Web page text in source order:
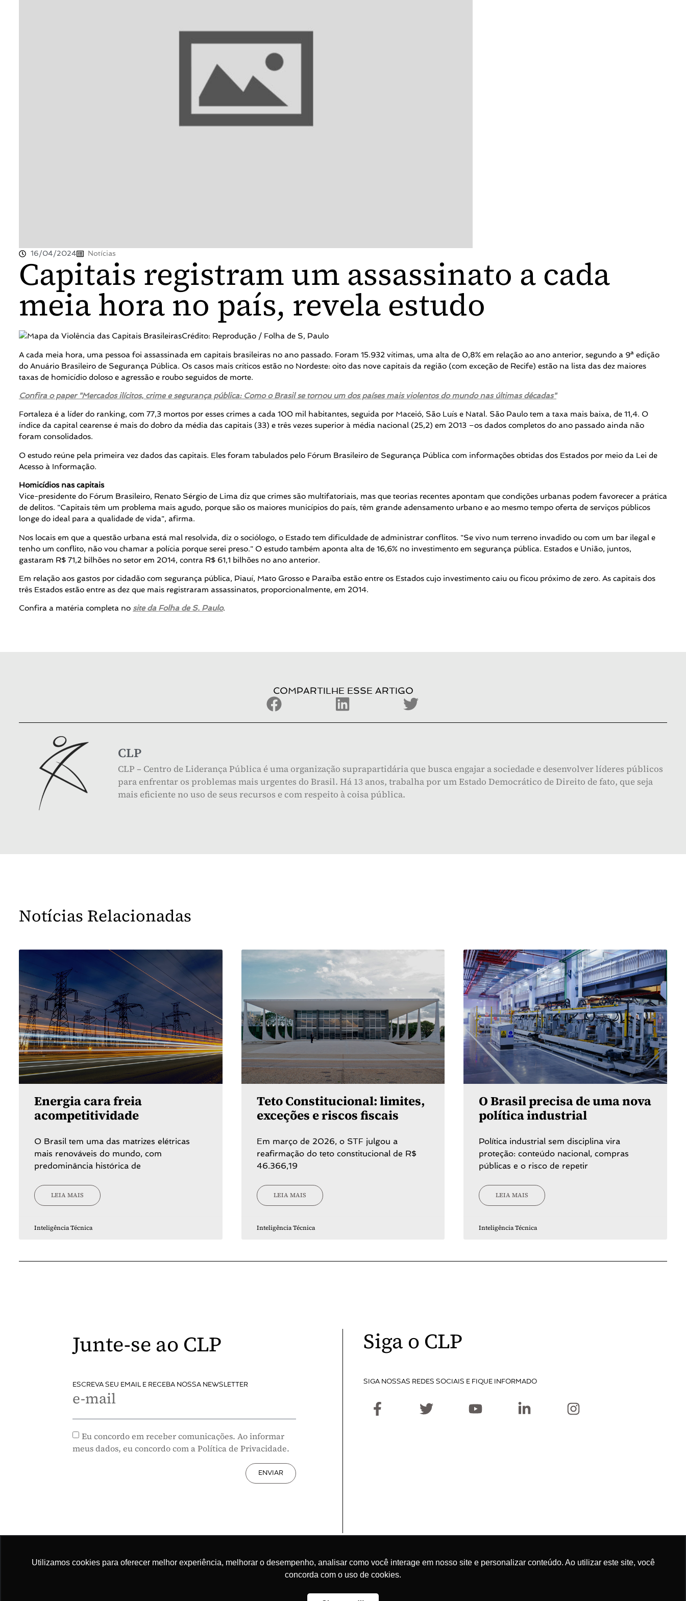
Utilizamos cookies para oferecer melhor experiência, melhorar o desempenho, analisar como você interage em nosso site e personalizar conteúdo. Ao utilizar este site, você
concorda com o uso de cookies.
16/04/2024 Notícias
Capitais registram um assassinato a cada
meia hora no país, revela estudo
Crédito: Reprodução / Folha de S, Paulo
A cada meia hora, uma pessoa foi assassinada em capitais brasileiras no ano passado. Foram 15.932 vítimas, uma alta de 0,8% em relação ao ano anterior, segundo a 9ª edição
do Anuário Brasileiro de Segurança Pública. Os casos mais críticos estão no Nordeste: oito das nove capitais da região (com exceção de Recife) estão na lista das dez maiores
taxas de homicídio doloso e agressão e roubo seguidos de morte.
Confira o paper "Mercados ilícitos, crime e segurança pública: Como o Brasil se tornou um dos países mais violentos do mundo nas últimas décadas"
Fortaleza é a líder do ranking, com 77,3 mortos por esses crimes a cada 100 mil habitantes, seguida por Maceió, São Luís e Natal. São Paulo tem a taxa mais baixa, de 11,4. O
índice da capital cearense é mais do dobro da média das capitais (33) e três vezes superior à média nacional (25,2) em 2013 –os dados completos do ano passado ainda não
foram consolidados.
O estudo reúne pela primeira vez dados das capitais. Eles foram tabulados pelo Fórum Brasileiro de Segurança Pública com informações obtidas dos Estados por meio da Lei de
Acesso à Informação.
Homicídios nas capitais
Vice-presidente do Fórum Brasileiro, Renato Sérgio de Lima diz que crimes são multifatoriais, mas que teorias recentes apontam que condições urbanas podem favorecer a prática
de delitos. "Capitais têm um problema mais agudo, porque são os maiores municípios do país, têm grande adensamento urbano e ao mesmo tempo oferta de serviços públicos
longe do ideal para a qualidade de vida", afirma.
Nos locais em que a questão urbana está mal resolvida, diz o sociólogo, o Estado tem dificuldade de administrar conflitos. "Se vivo num terreno invadido ou com um bar ilegal e
tenho um conflito, não vou chamar a polícia porque serei preso." O estudo também aponta alta de 16,6% no investimento em segurança pública. Estados e União, juntos,
gastaram R$ 71,2 bilhões no setor em 2014, contra R$ 61,1 bilhões no ano anterior.
Em relação aos gastos por cidadão com segurança pública, Piauí, Mato Grosso e Paraíba estão entre os Estados cujo investimento caiu ou ficou próximo de zero. As capitais dos
três Estados estão entre as dez que mais registraram assassinatos, proporcionalmente, em 2014.
Confira a matéria completa no site da Folha de S. Paulo.
COMPARTILHE ESSE ARTIGO
CLP
CLP – Centro de Liderança Pública é uma organização suprapartidária que busca engajar a sociedade e desenvolver líderes públicos
para enfrentar os problemas mais urgentes do Brasil. Há 13 anos, trabalha por um Estado Democrático de Direito de fato, que seja
mais eficiente no uso de seus recursos e com respeito à coisa pública.
Notícias Relacionadas
Energia cara freia
acompetitividade
O Brasil tem uma das matrizes elétricas
mais renováveis do mundo, com
predominância histórica de
LEIA MAIS
Inteligência Técnica
Teto Constitucional: limites,
exceções e riscos fiscais
Em março de 2026, o STF julgou a
reafirmação do teto constitucional de R$
46.366,19
LEIA MAIS
Inteligência Técnica
O Brasil precisa de uma nova
política industrial
Política industrial sem disciplina vira
proteção: conteúdo nacional, compras
públicas e o risco de repetir
LEIA MAIS
Inteligência Técnica
Junte-se ao CLP
ESCREVA SEU EMAIL E RECEBA NOSSA NEWSLETTER
e-mail
Eu concordo em receber comunicações. Ao informar
meus dados, eu concordo com a Política de Privacidade.
ENVIAR
Siga o CLP
SIGA NOSSAS REDES SOCIAIS E FIQUE INFORMADO